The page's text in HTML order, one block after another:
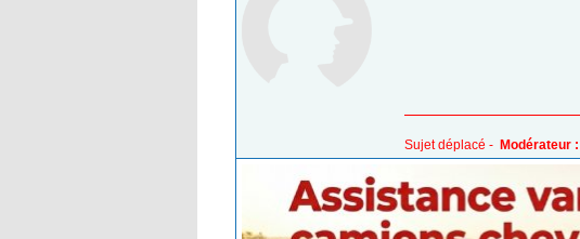
Sujet déplacé - Modérateur :